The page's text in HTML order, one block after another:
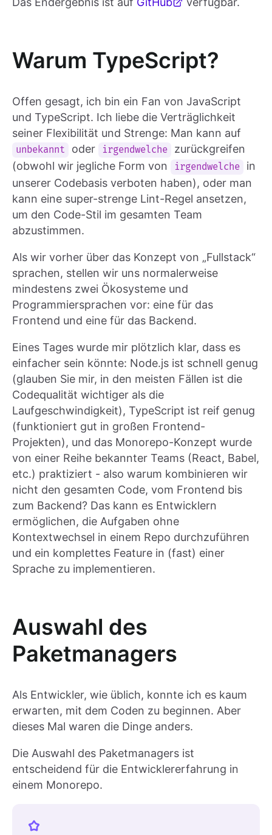
Warum TypeScript?
Offen gesagt, ich bin ein Fan von JavaScript
und TypeScript. Ich liebe die Verträglichkeit
seiner Flexibilität und Strenge: Man kann auf
unbekannt oder irgendwelche
zurückgreifen
(obwohl wir jegliche Form von
irgendwelche
in
unserer Codebasis verboten haben), oder man
kann eine super-strenge Lint-Regel ansetzen,
um den Code-Stil im gesamten Team
abzustimmen.
Als wir vorher über das Konzept von „Fullstack“
sprachen, stellen wir uns normalerweise
mindestens zwei Ökosysteme und
Programmiersprachen vor: eine für das
Frontend und eine für das Backend.
Eines Tages wurde mir plötzlich klar, dass es
einfacher sein könnte: Node.js ist schnell genug
(glauben Sie mir, in den meisten Fällen ist die
Codequalität wichtiger als die
Laufgeschwindigkeit), TypeScript ist reif genug
(funktioniert gut in großen Frontend-
Projekten), und das Monorepo-Konzept wurde
von einer Reihe bekannter Teams (React, Babel,
etc.) praktiziert - also warum kombinieren wir
nicht den gesamten Code, vom Frontend bis
zum Backend? Das kann es Entwicklern
ermöglichen, die Aufgaben ohne
Kontextwechsel in einem Repo durchzuführen
und ein komplettes Feature in (fast) einer
Sprache zu implementieren.
Auswahl des
Paketmanagers
Als Entwickler, wie üblich, konnte ich es kaum
erwarten, mit dem Coden zu beginnen. Aber
dieses Mal waren die Dinge anders.
Die Auswahl des Paketmanagers ist
entscheidend für die Entwicklererfahrung in
einem Monorepo.